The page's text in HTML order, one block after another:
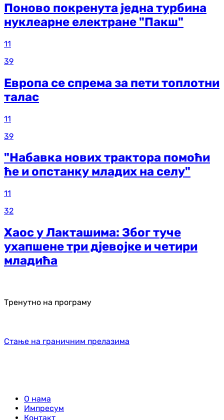
Поново покренута једна турбина
нуклеарне електране "Пакш"
11
39
Европа се спрема за пети топлотни
талас
11
39
"Набавка нових трактора помоћи
ће и опстанку младих на селу"
11
32
Хаос у Лакташима: Због туче
ухапшене три дјевојке и четири
младића
Тренутно на програму
Стање на граничним прелазима
О нама
Импресум
Контакт